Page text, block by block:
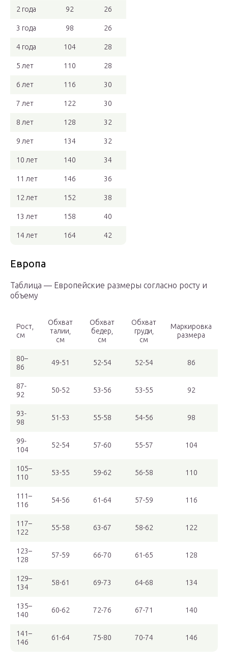
2 года 92 26
3 года 98 26
4 года 104 28
5 лет 110 28
6 лет 116 30
7 лет 122 30
8 лет 128 32
9 лет 134 32
10 лет 140 34
11 лет 146 36
12 лет 152 38
13 лет 158 40
14 лет 164 42
Европа
Таблица — Европейские размеры согласно росту и
объему
Рост,
см
Обхват
талии,
см
Обхват
бедер,
см
Обхват
груди,
см
Маркировка
размера
80–
86
49-51 52-54 52-54 86
87-
92
50-52 53-56 53-55 92
93-
98
51-53 55-58 54-56 98
99-
104
52-54 57-60 55-57 104
105–
110
53-55 59-62 56-58 110
111–
116
54-56 61-64 57-59 116
117–
122
55-58 63-67 58-62 122
123–
128
57-59 66-70 61-65 128
129–
134
58-61 69-73 64-68 134
135–
140
60-62 72-76 67-71 140
141–
146
61-64 75-80 70-74 146